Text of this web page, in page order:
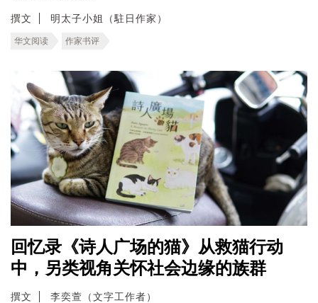
撰文 明太子小姐（駐日作家）
华文阅读 作家书评
回忆录《诗人广场的猫》从救猫行动
中，另类视角关怀社会边缘的族群
撰文 李奕萱（文字工作者）